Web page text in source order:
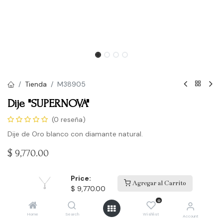
Price:
$ 9,770.00
Agregar al Carrito
Home Search
0
Wishlist Account
Tienda M38905
Dije "SUPERNOVA"
(0 reseña)
Dije de Oro blanco con diamante natural.
$ 9,770.00
Comprar
Agregar a la lista de deseos